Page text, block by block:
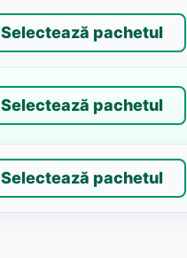
Selectează pachetul
Selectează pachetul
Selectează pachetul